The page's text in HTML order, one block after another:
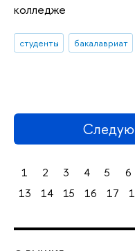
колледже
студенты бакалавриат
1 2 3 4 5 6
13
14 15 16 17